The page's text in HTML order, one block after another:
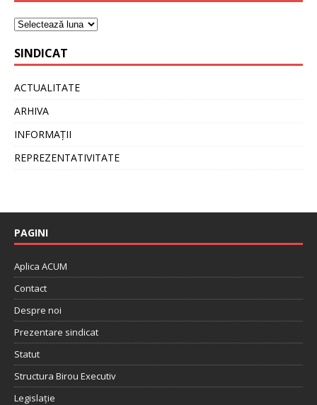
SINDICAT
ACTUALITATE
ARHIVA
INFORMAȚII
REPREZENTATIVITATE
PAGINI
Aplica ACUM
Contact
Despre noi
Prezentare sindicat
Statut
Structura Birou Executiv
Legislație